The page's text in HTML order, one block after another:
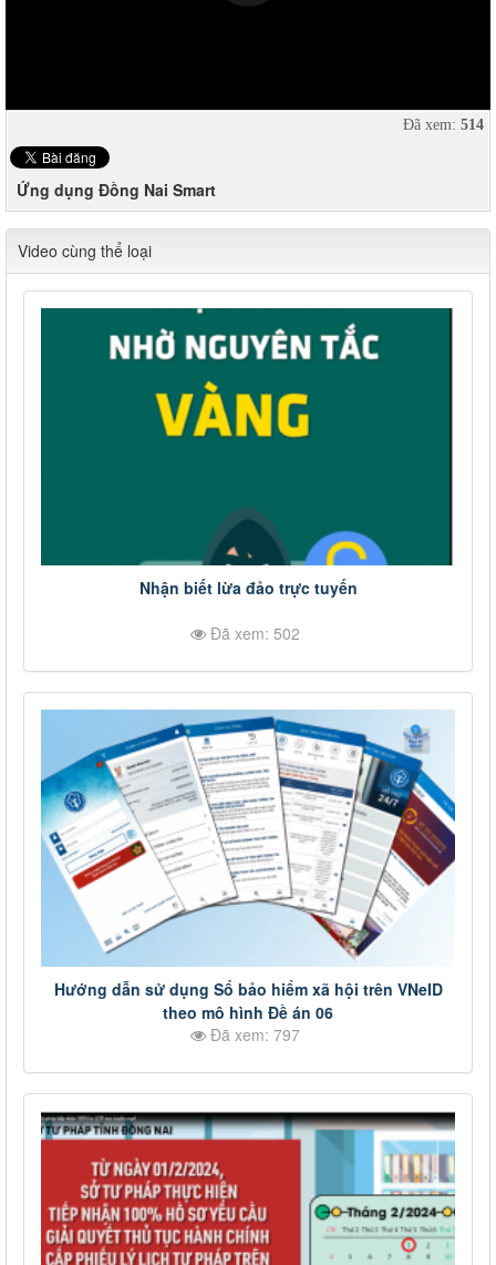
Đã xem: 514
Ứng dụng Đồng Nai Smart
Video cùng thể loại
Nhận biết lừa đảo trực tuyến
Đã xem: 502
Hướng dẫn sử dụng Sổ bảo hiểm xã hội trên VNeID
theo mô hình Đề án 06
Đã xem: 797